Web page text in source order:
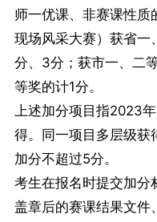
师一优课、非赛课性质
现场风采大赛）获省一
分、3分；获市一、二
等奖的计1分。
上述加分项目指2023
得。同一项目多层级获
加分不超过5分。
考生在报名时提交加分
盖章后的赛课结果文件